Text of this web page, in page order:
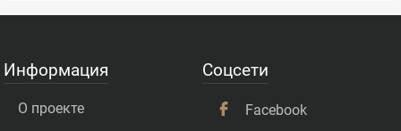
Информация
О проекте
Соцсети
Facebook